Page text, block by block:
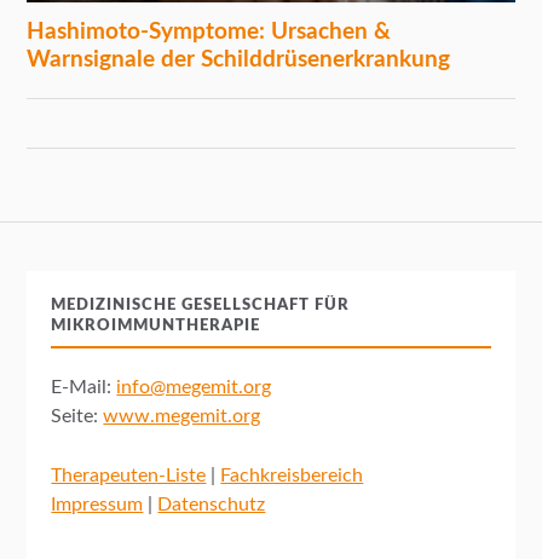
MEDIZINISCHE GESELLSCHAFT FÜR
MIKROIMMUNTHERAPIE
E-Mail: info@megemit.org
Seite:www.megemit.org
Therapeuten-Liste
Fachkreisbereich
Impressum
Datenschutz